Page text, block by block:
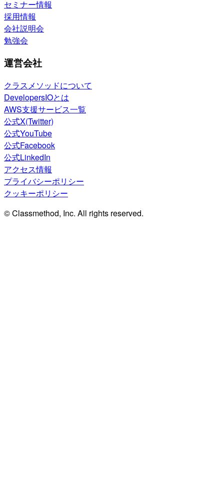
セミナー情報
採用情報
会社説明会
勉強会
運営会社
クラスメソッドについて
DevelopersIOとは
AWS支援サービス一覧
公式X(Twitter)
公式YouTube
公式Facebook
公式LinkedIn
アクセス情報
プライバシーポリシー
クッキーポリシー
© Classmethod, Inc. All rights reserved.